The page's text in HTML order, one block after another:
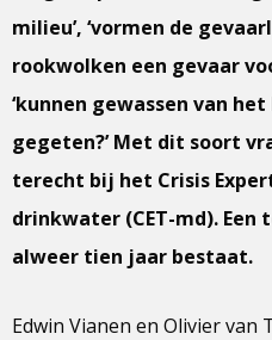
milieu’, ‘vormen de
rookwolken een gevaar
‘kunnen gewassen van
gegeten?’ Met dit soort
terecht bij het Crisis
drinkwater (CET-md). Een
alweer tien jaar bestaat.
Edwin Vianen en Olivier van